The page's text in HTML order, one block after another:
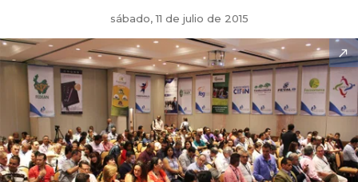
sábado, 11 de julio de 2015